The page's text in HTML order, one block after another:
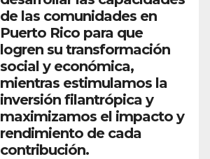
de las comunidades en
Puerto Rico para que
logren su transformación
social y económica,
mientras estimulamos la
inversión filantrópica y
maximizamos el impacto y
rendimiento de cada
contribución.